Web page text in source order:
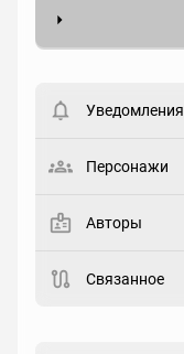
Статус
Рейтинг
Уведомления
Персонажи
Авторы
Связанное